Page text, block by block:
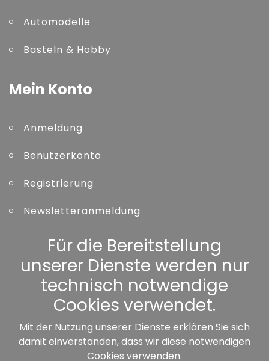
Automodelle
Basteln & Hobby
Mein Konto
Anmeldung
Benutzerkonto
Registrierung
Newsletteranmeldung
Kennwort vergessen
Sonstiges
Unsere Partner:
Für die Bereitstellung
unserer Dienste werden nur
technisch notwendige
Cookies verwendet.
Mit der Nutzung unserer Dienste erklären Sie sich
damit einverstanden, dass wir diese notwendigen
Cookies verwenden.